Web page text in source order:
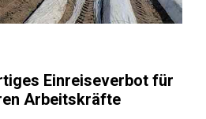
Einreiseverbot für
Arbeitskräfte